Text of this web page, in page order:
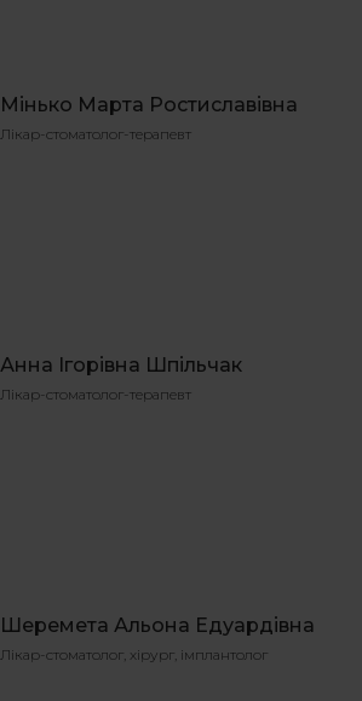
Мінько Марта Ростиславівна
Лікар-стоматолог-терапевт
Анна Ігорівна Шпільчак
Лікар-стоматолог-терапевт
Шеремета Альона Едуардівна
Лікар-стоматолог, хірург, імплантолог